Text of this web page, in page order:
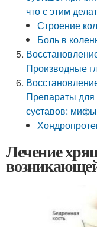
что с этим
Строение
Боль в
Производные
Препараты для
суставов:
Лечение